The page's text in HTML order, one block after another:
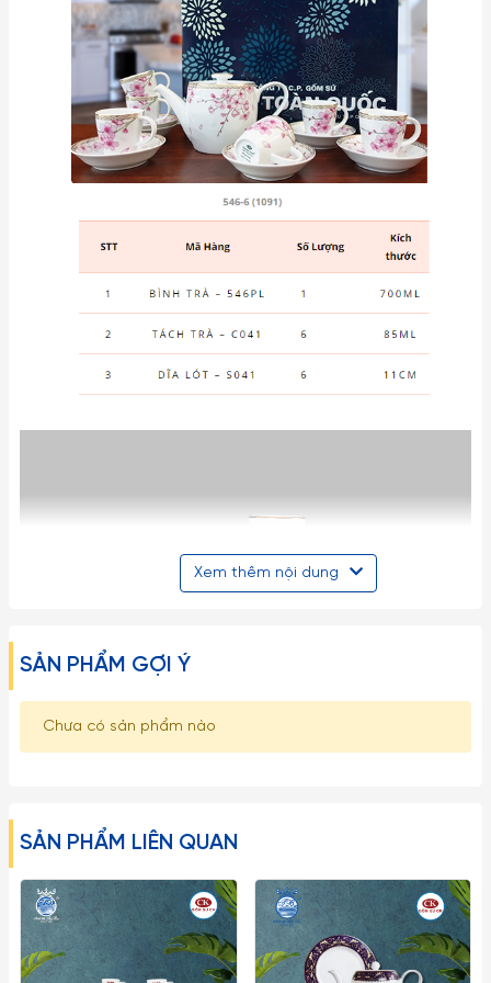
- Chất liệu sứ kháng nhiệt tốt, khó bể vỡ
- Không tạp chất, không độc hại, an toàn cho sức khỏe
Xem thêm nội dung
SẢN PHẨM GỢI Ý
Chưa có sản phẩm nào
SẢN PHẨM LIÊN QUAN